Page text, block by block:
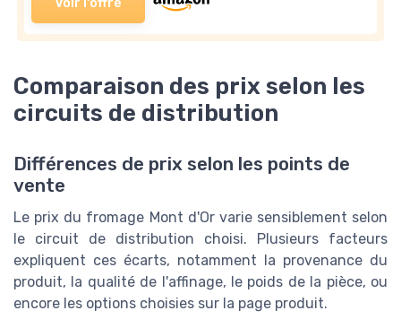
Comparaison des prix selon les
circuits de distribution
Différences de prix selon les points de
vente
Le prix du fromage Mont d'Or varie sensiblement selon
le circuit de distribution choisi. Plusieurs facteurs
expliquent ces écarts, notamment la provenance du
produit, la qualité de l'affinage, le poids de la pièce, ou
encore les options choisies sur la page produit.